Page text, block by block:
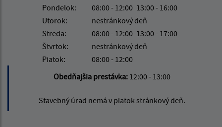
Pondelok:
08:00 - 12:00 13:00 - 16:00
Utorok:
nestránkový deň
Streda:
08:00 - 12:00 13:00 - 17:00
Štvrtok:
nestránkový deň
Piatok:
08:00 - 12:00
Obedňajšia prestávka: 12:00 - 13:00
Stavebný úrad nemá v piatok stránkový deň.